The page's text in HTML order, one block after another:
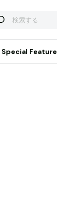
Special Feature